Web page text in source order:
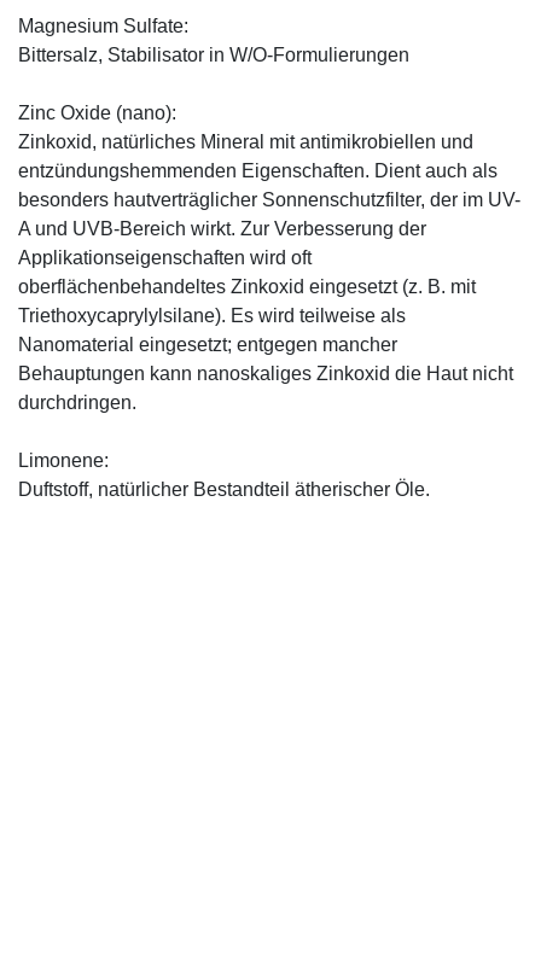
Magnesium Sulfate:
Bittersalz, Stabilisator in W/O-Formulierungen
Zinc Oxide (nano):
Zinkoxid, natürliches Mineral mit antimikrobiellen und
entzündungshemmenden Eigenschaften. Dient auch als
besonders hautverträglicher Sonnenschutzfilter, der im UV-
A und UVB-Bereich wirkt. Zur Verbesserung der
Applikationseigenschaften wird oft
oberflächenbehandeltes Zinkoxid eingesetzt (z. B. mit
Triethoxycaprylylsilane). Es wird teilweise als
Nanomaterial eingesetzt; entgegen mancher
Behauptungen kann nanoskaliges Zinkoxid die Haut nicht
durchdringen.
Limonene:
Duftstoff, natürlicher Bestandteil ätherischer Öle.